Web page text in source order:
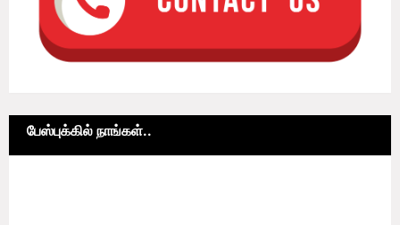
பேஸ்புக்கில் நாங்கள்..